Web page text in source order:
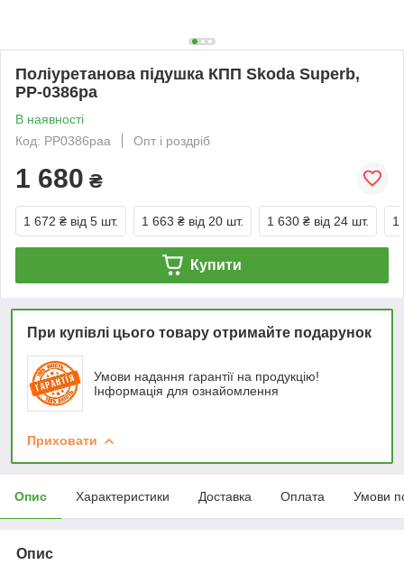
Поліуретанова підушка КПП Skoda Superb,
PP-0386pa
В наявності
Код: PP0386paa
Опт і роздріб
1 680 ₴
1 672 ₴ від 5 шт. 1 663 ₴ від 20 шт. 1 630 ₴ від 24 шт. 1
Купити
При купівлі цього товару отримайте подарунок
Умови надання гарантії на продукцію!
Інформація для ознайомлення
Приховати
Опис Характеристики Доставка Оплата Умови
Опис